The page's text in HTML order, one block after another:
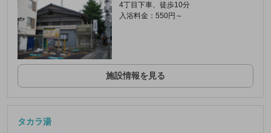
4丁目下車、徒歩10分
入浴料金：550円～
施設情報を見る
タカラ湯